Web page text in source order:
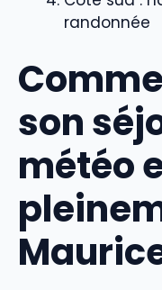
randonnée
son
météo